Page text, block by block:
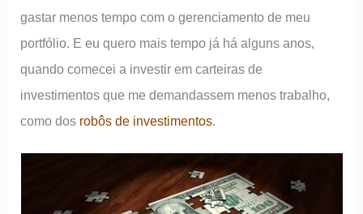
gastar menos tempo com o gerenciamento de meu
portfólio. E eu quero mais tempo já há alguns anos,
quando comecei a investir em carteiras de
investimentos que me demandassem menos trabalho,
como dos robôs de investimentos.